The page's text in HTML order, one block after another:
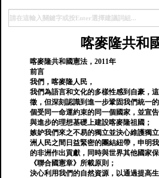
喀麥隆共和
喀麥隆共和國憲法，2011年
前言
我們，喀麥隆人民，
我們為語言和文化的多樣性感到自豪，
徵，但深刻認識到進一步鞏固我們統一
個受同一命運約束的同一個國家，並宣
與進步的理想基礎上建設喀麥隆祖國；
嫉妒我們來之不易的獨立並決心維護獨
洲人民之間日益緊密的團結紐帶，申明
的非洲作出貢獻，同時與世界其他國家
《聯合國憲章》所載原則；
決心利用我們的自然資源，以通過提高